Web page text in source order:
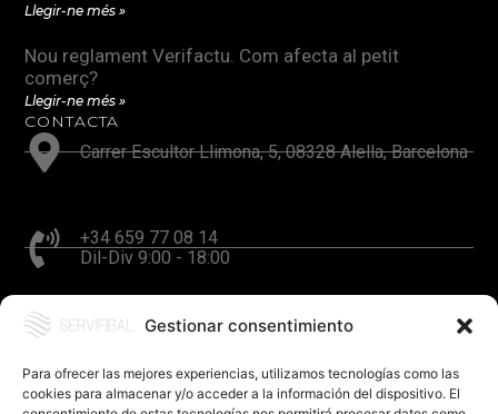
Gestionar consentimiento
Para ofrecer las mejores experiencias, utilizamos tecnologías como las
cookies para almacenar y/o acceder a la información del dispositivo. El
Llegir-ne més »
Nou reglament Verifactu. Com afecta al petit
comerç?
Llegir-ne més »
CONTACTA
Carrer Escultor Llimona, 5, 08328 Alella, Barcelona
+34 659 77 08 14
Dil-Div 9:00 - 18:00
hola@servifibal.cat